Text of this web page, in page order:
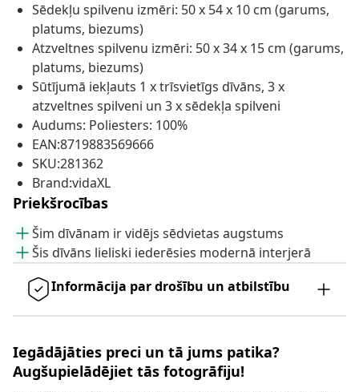
Sēdekļu spilvenu izmēri: 50 x 54 x 10 cm (garums,
platums, biezums)
Atzveltnes spilvenu izmēri: 50 x 34 x 15 cm (garums,
platums, biezums)
Sūtījumā iekļauts 1 x trīsvietīgs dīvāns, 3 x
atzveltnes spilveni un 3 x sēdekļa spilveni
Audums: Poliesters: 100%
EAN:8719883569666
SKU:281362
Brand:vidaXL
Priekšrocības
Šim dīvānam ir vidējs sēdvietas augstums
Šis dīvāns lieliski iederēsies modernā interjerā
Informācija par drošību un atbilstību
Iegādājāties preci un tā jums patika?
Augšupielādējiet tās fotogrāfiju!